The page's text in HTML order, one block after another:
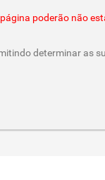
poderão não
determinar as